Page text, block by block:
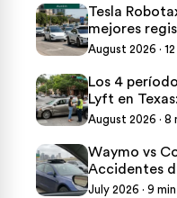
Tesla
mejores
August 2026 ·
Los 4
Lyft en
August 2026 · 8
Waymo vs
Accidentes
conductores
July 2026 · 9